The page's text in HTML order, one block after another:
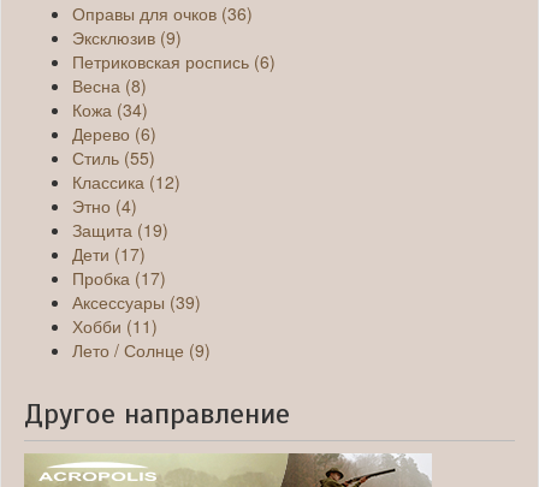
Оправы для очков (36)
Эксклюзив (9)
Петриковская роспись (6)
Весна (8)
Кожа (34)
Дерево (6)
Стиль (55)
Классика (12)
Этно (4)
Защита (19)
Дети (17)
Пробка (17)
Аксессуары (39)
Хобби (11)
Лето / Солнце (9)
Другое направление